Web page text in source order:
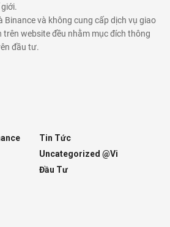
Binance và không cung cấp dịch vụ giao
website đều nhằm mục đích thông
đầu tư.
Tin Tức
Uncategorized @vi
Đầu Tư